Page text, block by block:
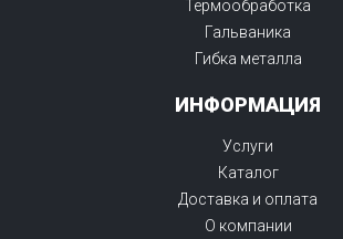
Термообработка
Гальваника
Гибка металла
ИНФОРМАЦИЯ
Услуги
Каталог
Доставка и оплата
О компании